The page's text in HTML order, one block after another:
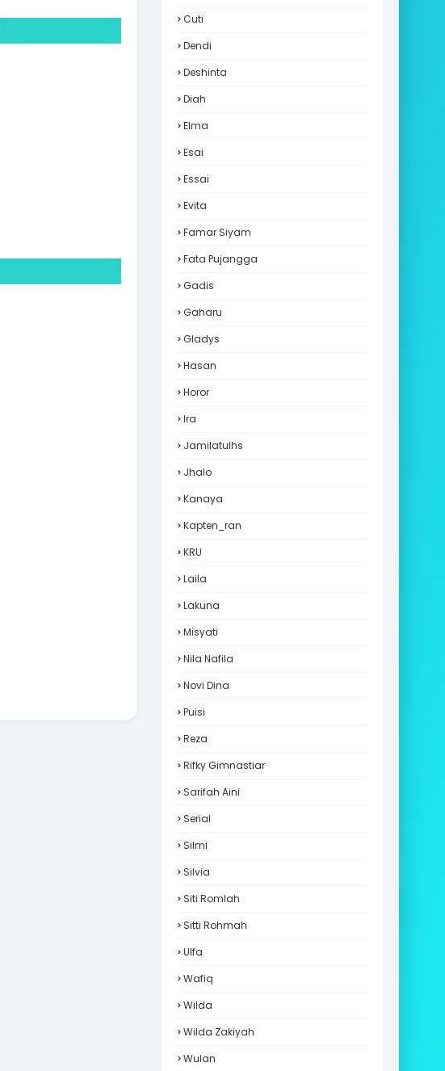
Cuti
Dendi
Deshinta
Diah
Elma
Esai
Essai
Evita
Famar Siyam
Fata Pujangga
Gadis
Gaharu
Gladys
Hasan
Horor
Ira
Jamilatulhs
Jhalo
Kanaya
Kapten_ran
KRU
Laila
Lakuna
Misyati
Nila Nafila
Novi Dina
Puisi
Reza
Rifky Gimnastiar
Sarifah Aini
Serial
Silmi
Silvia
Siti Romlah
Sitti Rohmah
Ulfa
Wafiq
Wilda
Wilda Zakiyah
Wulan